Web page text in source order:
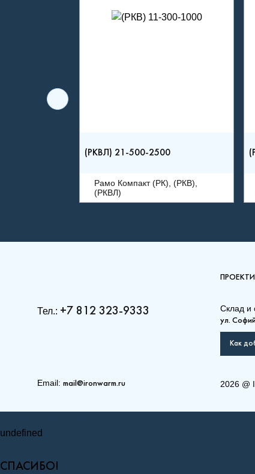
(РКВЛ) 21-500-2500
Рамо Компакт (РК), (РКВ),
(РКВЛ)
Тел.: +7 812 323-9333 Склад и
ул.
Как
Email: mail@ironwarm.ru 2026 @
undefined
СПАСИБО!